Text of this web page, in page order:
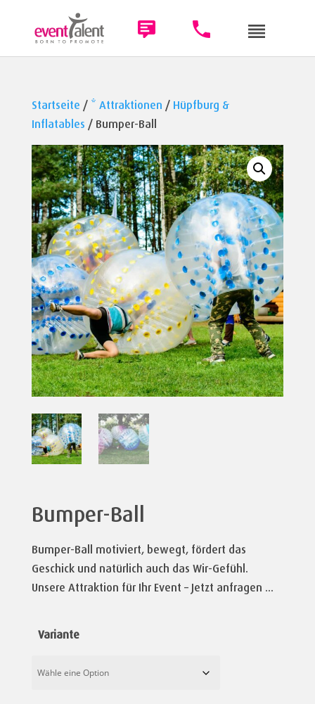
Startseite / * Attraktionen / Hüpfburg &
Inflatables / Bumper-Ball
Bumper-Ball
Bumper-Ball motiviert, bewegt, fördert das
Geschick und natürlich auch das Wir-Gefühl.
Unsere Attraktion für Ihr Event – Jetzt anfragen …
Variante